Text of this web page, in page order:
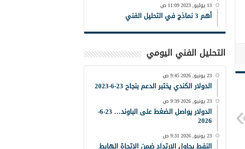
13 يوليو, 2023 11:09 ص
أهم 3 نماذج في التحليل الفني
التحليل الفني اليومي
23 يونيو, 2026 9:45 ص
الدولار الكندي يختبر الدعم بنجاح 23-6-2023
23 يونيو, 2026 9:39 ص
الدولار يواصل الضغط على الباوند… 23-6-
2026
23 يونيو, 2026 9:31 ص
النفط يحاول الإرتداد ضمن الإتجاة الهابط